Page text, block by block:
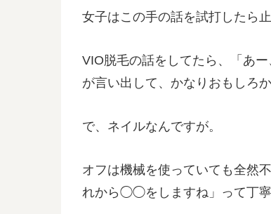
女子はこの手の話を試打したら
VIO脱毛の話をしてたら、「あ
が言い出して、かなりおもしろ
で、ネイルなんですが。
オフは機械を使っていても全然
れから◯◯をしますね」って丁寧